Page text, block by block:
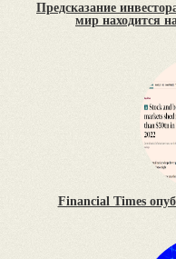
Предсказание
мир находится
Financial Times